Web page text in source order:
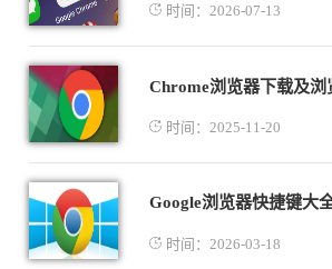
时间：2026-07-13
时间：2025-11-20
时间：2026-03-18